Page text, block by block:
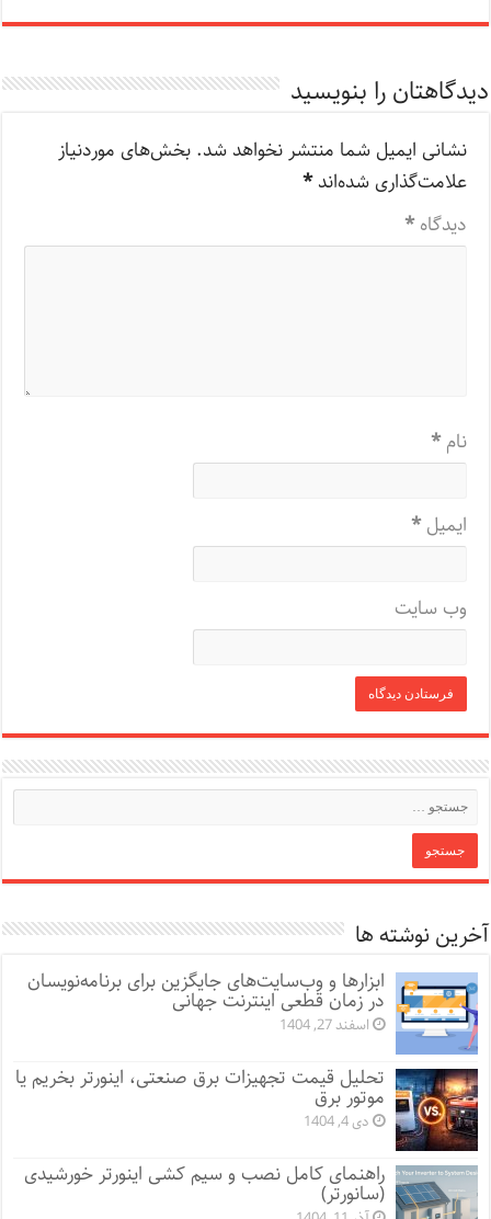
دیدگاهتان را بنویسید
نشانی ایمیل شما منتشر نخواهد شد. بخش‌های موردنیاز
علامت‌گذاری شده‌اند*
دیدگاه*
نام*
ایمیل*
وب‌ سایت
آخرین نوشته ها
ابزارها و وب‌سایت‌های جایگزین برای برنامه‌نویسان
در زمان قطعی اینترنت جهانی
اسفند 27, 1404
تحلیل قیمت تجهیزات برق صنعتی، اینورتر بخریم یا
موتور برق
دی 4, 1404
راهنمای کامل نصب و سیم کشی اینورتر خورشیدی
(سانورتر)